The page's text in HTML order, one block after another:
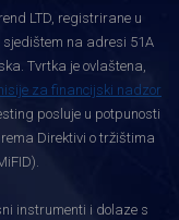
LTD, registrirane u
na adresi 51A
Tvrtka je ovlaštena,
za financijski nadzor
posluje u potpunosti
Direktivi o tržištima
instrumenti i dolaze s